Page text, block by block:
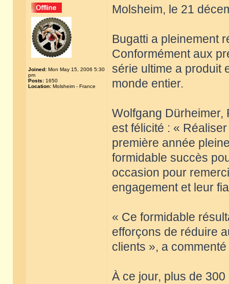
Joined: Mon May 15, 2006 5:30
pm
Posts: 1650
Location: Molsheim - France
Molsheim, le 21
Bugatti a pleinement
Conformément aux
série ultime a produit
monde entier.
Wolfgang Dürheimer,
est félicité : «
première année
formidable succès
occasion pour
engagement et leur
« Ce formidable
efforçons de réduire
clients », a
À ce jour, plus de